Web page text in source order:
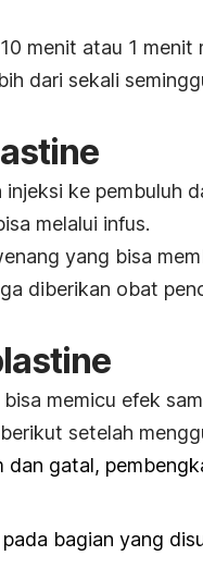
menit atau 1
dari sekali
ke pembuluh
melalui infus.
yang bisa
diberikan obat
bisa memicu efek
setelah
dan gatal,
bagian yang